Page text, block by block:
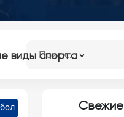
виды спорта
Свежие